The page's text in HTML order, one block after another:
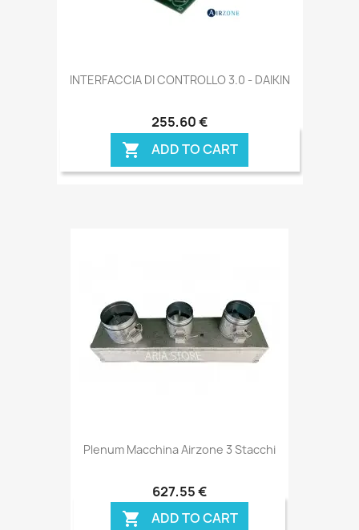
INTERFACCIA DI CONTROLLO 3.0 - DAIKIN
255,60 €
 ADD TO CART
Plenum Macchina Airzone 3 Stacchi
627,55 €
 ADD TO CART